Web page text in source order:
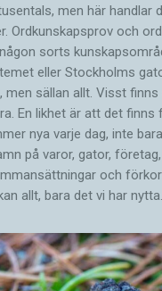
men här handlar
Ordkunskapsprov och
sorts
eller Stockholms
men sällan allt. Visst finns
En likhet är att det finns
nya varje dag, inte
på varor, gator,
och
allt, bara det vi har